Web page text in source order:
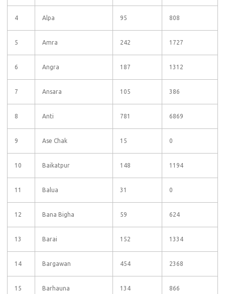
4 Alpa 95 808
5 Amra 242 1727
6 Angra 187 1312
7 Ansara 105 386
8 Anti 781 6869
9 Ase Chak 15 0
10 Baikatpur 148 1194
11 Balua 31 0
12 Bana Bigha 59 624
13 Barai 152 1334
14 Bargawan 454 2368
15 Barhauna 134 866